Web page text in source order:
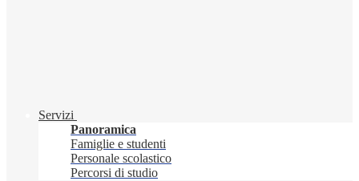
Servizi
Panoramica
Famiglie e studenti
Personale scolastico
Percorsi di studio